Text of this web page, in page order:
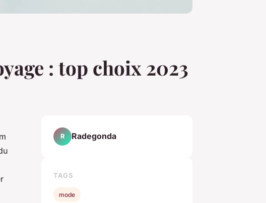
: top choix 2023
R Radegonda
TAGS
mode